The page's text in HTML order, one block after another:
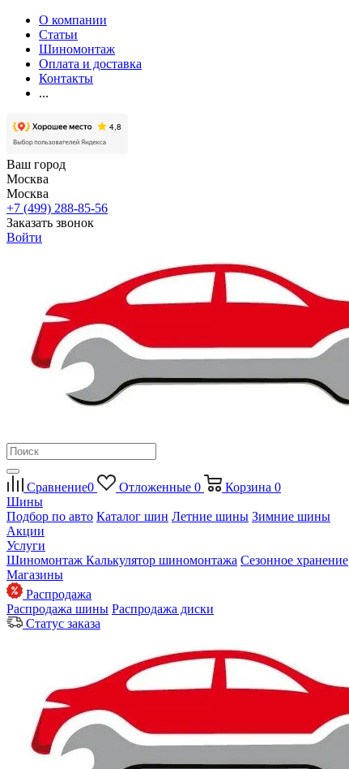
О компании
Статьи
Шиномонтаж
Оплата и доставка
Контакты
...
Ваш город
Москва
Москва
+7 (499) 288-85-56
Заказать звонок
Войти
Сравнение0 Отложенные 0 Корзина 0
Шины
Подбор по авто Каталог шин Летние шины Зимние шины
Акции
Услуги
Шиномонтаж Калькулятор шиномонтажа Сезонное хранение
Магазины
Распродажа
Распродажа шины Распродажа диски
Статус заказа